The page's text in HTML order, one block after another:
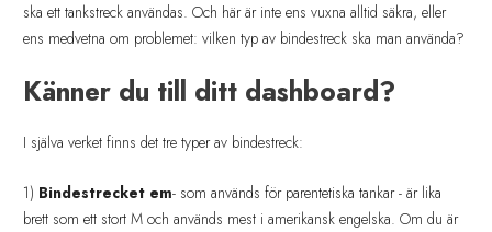
ska ett tankstreck användas. Och här är inte ens vuxna alltid säkra, eller
ens medvetna om problemet: vilken typ av bindestreck ska man använda?
Känner du till ditt dashboard?
I själva verket finns det tre typer av bindestreck:
1) Bindestrecket em- som används för parentetiska tankar - är lika
brett som ett stort M och används mest i amerikansk engelska. Om du är